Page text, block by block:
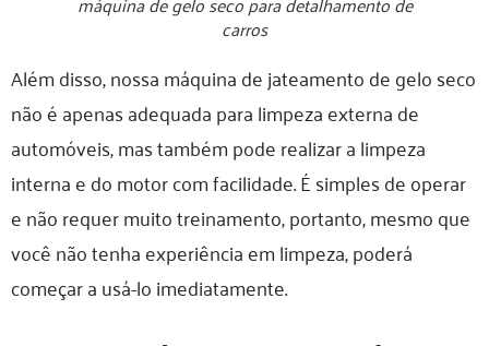
carros
Além disso, nossa máquina de jateamento de gelo seco
não é apenas adequada para limpeza externa de
automóveis, mas também pode realizar a limpeza
interna e do motor com facilidade. É simples de operar
e não requer muito treinamento, portanto, mesmo que
você não tenha experiência em limpeza, poderá
começar a usá-lo imediatamente.